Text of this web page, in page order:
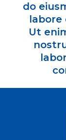
do
labore
Ut